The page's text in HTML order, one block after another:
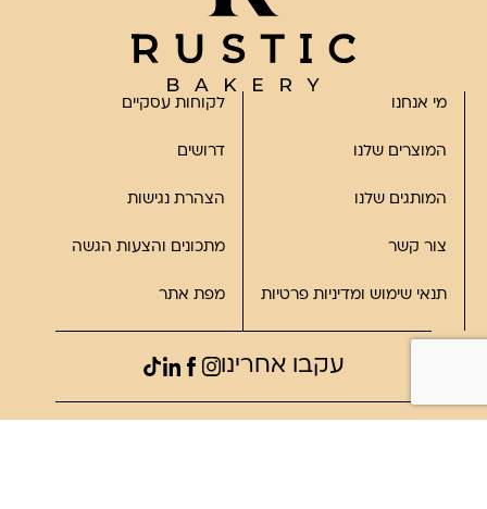
מי אנחנו לקוחות עסקיים
המוצרים שלנו דרושים
המותגים שלנו הצהרת נגישות
צור קשר מתכונים והצעות הגשה
תנאי שימוש ומדיניות פרטיות מפת אתר
עקבו אחרינו